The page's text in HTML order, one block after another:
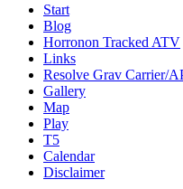
Start
Blog
Horronon Tracked ATV
Links
Resolve Grav Carrier/
Gallery
Map
Play
T5
Calendar
Disclaimer